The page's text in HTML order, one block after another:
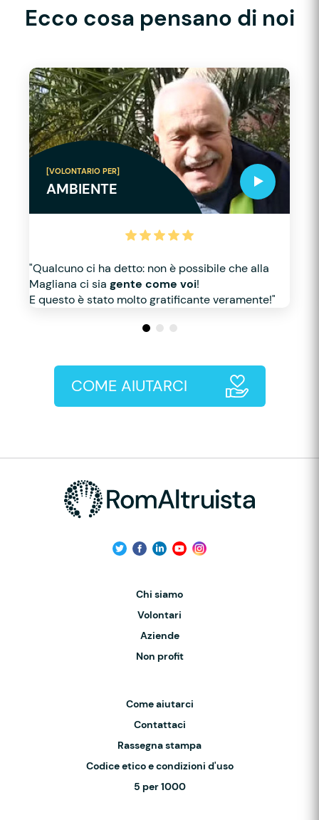
Ecco cosa pensano di noi
[VOLONTARIO PER]
AMBIENTE
"Qualcuno ci ha detto: non è possibile che alla
Magliana ci sia gente come voi!
E questo è stato molto gratificante veramente!"
COME AIUTARCI
Chi siamo
Volontari
Aziende
Non profit
Come aiutarci
Contattaci
Rassegna stampa
Codice etico e condizioni d'uso
5 per 1000